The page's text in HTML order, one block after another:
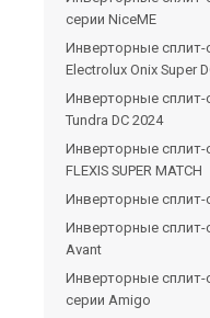
серии NiceME
Инверторные сплит-
Electrolux Onix Super
Инверторные сплит-
Tundra DC 2024
Инверторные сплит-
FLEXIS SUPER MATCH
Инверторные сплит-
Инверторные сплит-
Avant
Инверторные сплит-
серии Amigo